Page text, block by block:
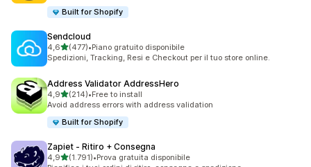
Built for Shopify
Sendcloud
4,6stelle su 5
(477)
477 recensioni totali
•Piano gratuito disponibile
Spedizioni, Tracking, Resi e Checkout per il tuo store online.
Address Validator AddressHero
4,9stelle su 5
(214)
214 recensioni totali
•Free to install
Avoid address errors with address validation
Built for Shopify
Zapiet ‑ Ritiro + Consegna
4,9stelle su 5
(1.791)
1791 recensioni totali
•Prova gratuita disponibile